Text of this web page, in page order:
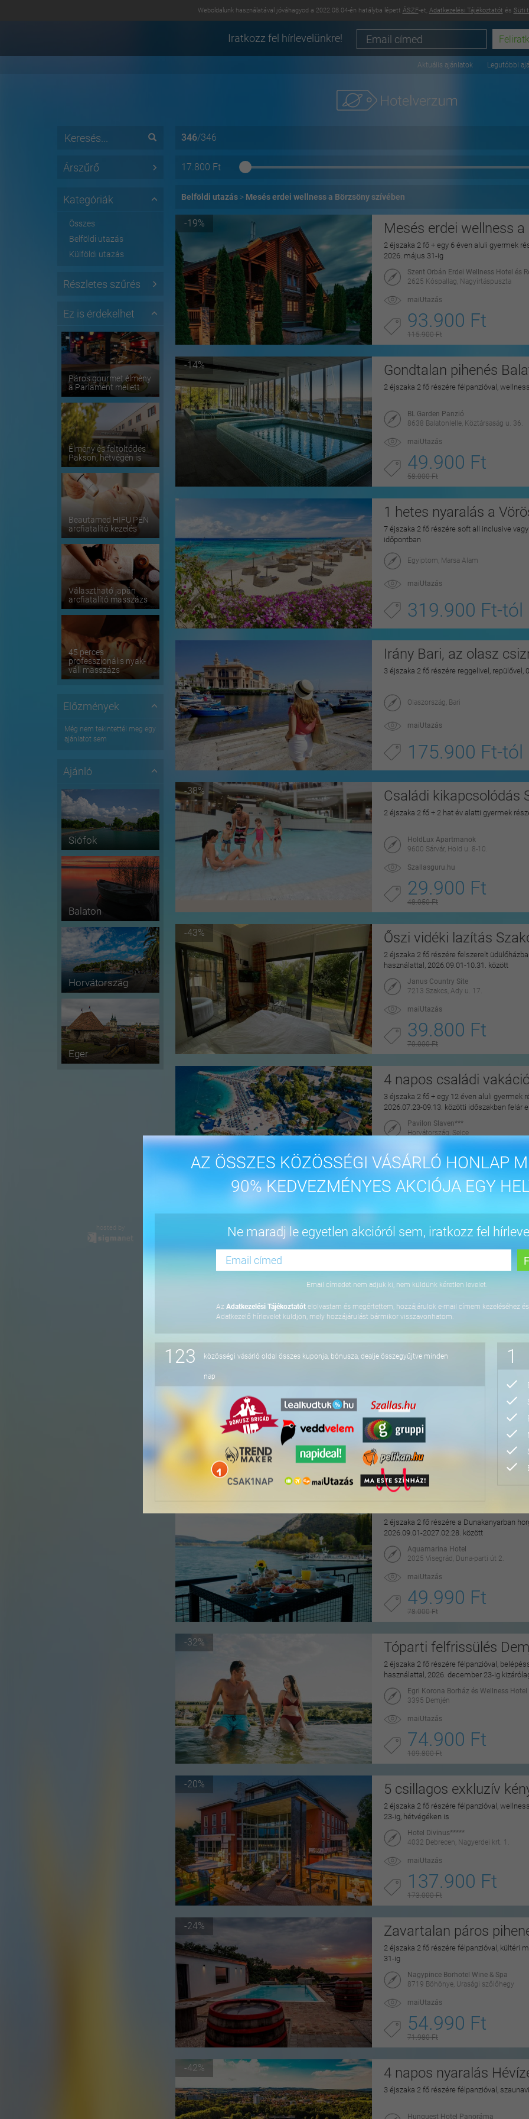
Weboldalunk használatával jóváhagyod a 2022.08.04-én hatályba lépett ÁSZF-et, Adatkezelési Tájékoztatót és Süti
Iratkozz fel hírlevelünkre!
AZ ÖSSZES KÖZÖSSÉGI VÁSÁRLÓ HONLAP
90% KEDVEZMÉNYES AKCIÓJA EGY
Ne maradj le egyetlen akcióról sem, iratkozz fel
Email címedet nem adjuk ki, nem küldünk kéretlen levelet.
Az Adatkezelési Tájékoztatót elolvastam és megértettem, hozzájárulok e-mail címem kezeléséhez
Adatkezelő hírlevelet küldjön, mely hozzájárulást bármikor visszavonhatom.
123 közösségi vásárló oldal összes kuponja, bónusza, dealje összegyűjtve minden
nap
1
Aktuális ajánlatok Legutóbbi
Árszűrő
Kategóriák
Összes
Belföldi utazás
Külföldi utazás
Részletes szűrés
Ez is érdekelhet
Páros gourmet élmény
a Parlament mellett
Élmény és feltöltődés
Pakson, hétvégén is
Beautamed HIFU PEN
arcfiatalító kezelés
Választható japán
arcfiatalító masszázs
45 perces
professzionális nyak-
váll masszázs
Előzmények
Még nem tekintettél meg egy
ajánlatot sem
Ajánló
Siófok
Balaton
Horvátország
Eger
hosted by
346/346
17.800 Ft
Belföldi utazás Mesés erdei wellness a Börzsöny szívében
-19% Mesés erdei wellness
2 éjszaka 2 fő + egy 6 éven aluli gyermek
2026. május 31-ig
Szent Orbán Erdei Wellness Hotel és
2625 Kóspallag, Nagyirtáspuszta
maiUtazás
93.900 Ft
115.900 Ft
-14% Gondtalan pihenés
2 éjszaka 2 fő részére félpanzióval,
BL Garden Panzió
8638 Balatonlelle, Köztársaság u. 36.
maiUtazás
49.900 Ft
58.000 Ft
1 hetes nyaralás a
7 éjszaka 2 fő részére soft all inclusive
időpontban
Egyiptom, Marsa Alam
maiUtazás
319.900 Ft-tól
Irány Bari, az olasz
3 éjszaka 2 fő részére reggelivel, repülővel,
Olaszország, Bari
maiUtazás
175.900 Ft-tól
-38% Családi kikapcsolódás
2 éjszaka 2 fő + 2 hat év alatti gyermek
HoldLux Apartmanok
9600 Sárvár, Hold u. 8-10.
Szallasguru.hu
29.900 Ft
48.050 Ft
-43% Őszi vidéki lazítás
2 éjszaka 2 fő részére felszerelt
használattal, 2026.09.01-10.31. között
Janus Country Site
7213 Szakcs, Ady u. 17.
maiUtazás
39.800 Ft
70.000 Ft
4 napos családi
3 éjszaka 2 fő + egy 12 éven aluli gyermek
2026.07.23-09.13. közötti időszakban felár
Pavilon Slaven***
Horvátország, Selce
144.900 Ft
-16%
3 éjszaka 2 fő részére önellátással, 2027.
64.800 Ft
-41% Pihentető napok
2 éjszaka 2 fő részére félpanzióval, az
Hotel Írisz
4431 Nyíregyháza, Szódaház u. 10.
maiUtazás
69.900 Ft
Hangulatos pihenés a
2 éjszaka 2 fő részére a Dunakanyarban
2026.09.01-2027.02.28. között
Aquamarina Hotel
2025 Visegrád, Duna-parti út 2.
maiUtazás
49.990 Ft
78.000 Ft
-32% Tóparti felfrissülés
2 éjszaka 2 fő részére félpanzióval,
használattal, 2026. december 23-ig
Egri Korona Borház és Wellness Hotel
3395 Demjén
maiUtazás
74.900 Ft
109.800 Ft
-20% 5 csillagos exkluzív
2 éjszaka 2 fő részére félpanzióval,
23-ig, hétvégéken is
Hotel Divinus*****
4032 Debrecen, Nagyerdei krt. 1.
maiUtazás
137.900 Ft
173.000 Ft
-24% Zavartalan páros
2 éjszaka 2 fő részére félpanzióval, kültéri
31-ig
Nagypince Borhotel Wine & Spa
8719 Böhönye, Urasági szőlőhegy
maiUtazás
54.990 Ft
71.980 Ft
-42% 4 napos nyaralás
3 éjszaka 2 fő részére félpanzióval,
Hunguest Hotel Panoráma